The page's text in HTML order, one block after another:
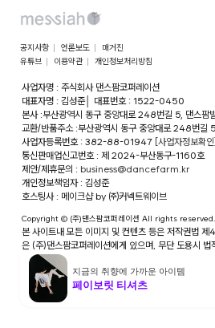
공지사항 언론보도
매거진
유튜브
이용약관 개인정보처리방침
사업자명 : 주식회사 댄스팜코퍼레이션
대표자명 : 김성준│
대표번호 : 1522-0450
본사 :부산광역시 동구 중앙대로 248번길 5, 댄스팜
교환/반품주소 :부산광역시 동구 중앙대로 248번길
사업자등록번호 : 382-88-01947 [사업자정보확인]
통신판매업신고번호 : 제 2024-부산동구-1160호
제안/제휴문의 : business@dancefarm.kr
개인정보책임자 : 김성준
호스팅사 : 메이크샵 by ㈜커넥트웨이브
Copyright © (주)댄스팜코퍼레이션 All rights reserved.
본 사이트내 모든 이미지 및 컨텐츠 등은 저작권법 제
은 (주)댄스팜코퍼레이션에게 있으며, 무단 도용시 법